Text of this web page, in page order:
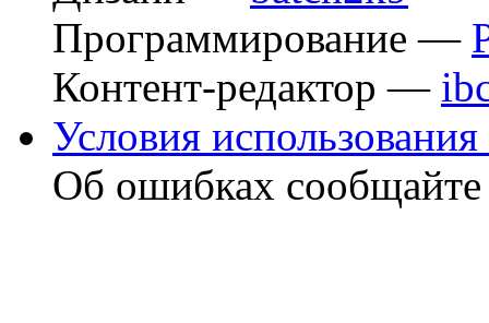
Программирование —
Контент-редактор —
Условия использования
Об ошибках